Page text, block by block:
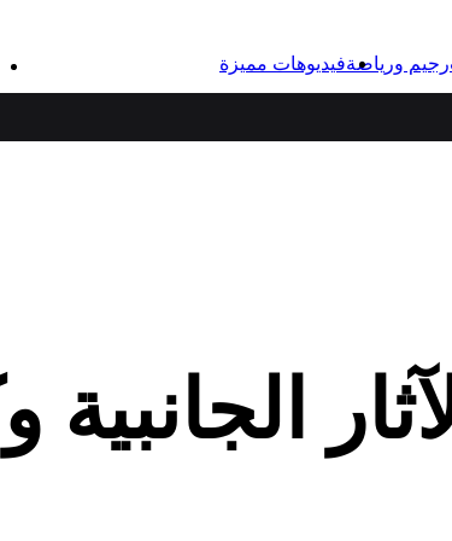
رجيم ورياضةفيديوهات مميزة